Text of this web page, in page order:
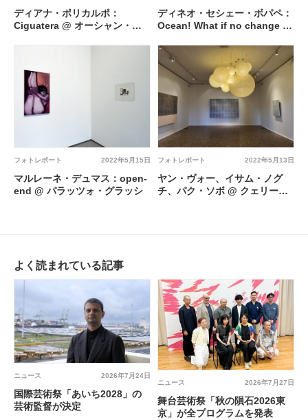
ディアナ・ポリカルポ：
Ciguatera @ オーシャン・ス
ディネオ・セシェー・ボパペ：
Ocean! What if no change is
オーシャン・スペース
2022年5月15日
フォトレポート
マルレーネ・デュマス：open-
end @ パラッツォ・グラッシ
2022年5月13日
フォトレポート
ヤン・ヴォー、イサム・ノグ
チ、パク・ソボ @ クェリー
よく読まれている記事
2026年7月24日
ニュース
国際芸術祭「あいち2028」の
芸術監督が決定
2026年7月27日
ニュース
舞台芸術祭「秋の隕石2026東
京」が全プログラムを発表